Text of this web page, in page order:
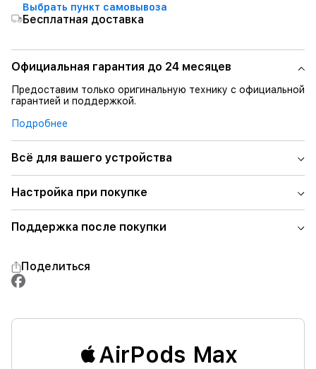
Выбрать пункт самовывоза
Бесплатная доставка
Официальная гарантия до 24 месяцев
Предоставим только оригинальную технику с официальной
гарантией и поддержкой.
Подробнее
Всё для вашего устройства
Настройка при покупке
Поддержка после покупки
Поделиться
AirPods Max